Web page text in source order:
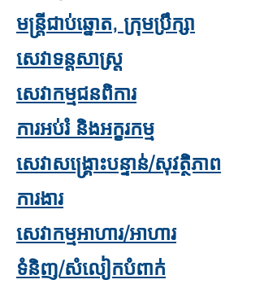
មន្ត្រីជាប់ឆ្នោត, ក្រុមប្រឹក្សា
សេវាទន្តសាស្ត្រ
សេវាកម្មជនពិការ
ការអប់រំ និងអក្ខរកម្ម
សេវាសង្គ្រោះបន្ទាន់/សុវត្ថិភាព
ការងារ
សេវាកម្មអាហារ/អាហារ
ទំនិញ/សំលៀកបំពាក់